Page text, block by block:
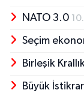
NATO 3.0
Seçim
Birleşik
Büyük